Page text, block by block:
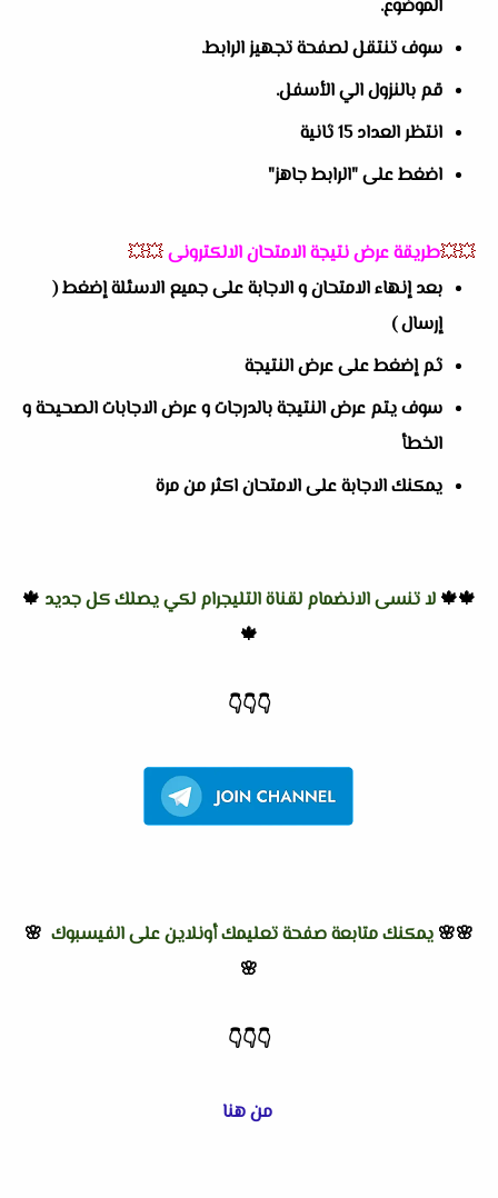
الموضوع.
سوف تنتقل لصفحة تجهيز الرابط.
قم بالنزول الي الأسفل.
انتظر العداد 15 ثانية
اضغط على "الرابط جاهز"
💥💥طريقة عرض نتيجة الامتحان الالكترونى💥💥
بعد إنهاء الامتحان و الاجابة على جميع الاسئلة إضغط (
إرسال )
ثم إضغط على عرض النتيجة
سوف يتم عرض النتيجة بالدرجات و عرض الاجابات الصحيحة و
الخطأ
يمكنك الاجابة على الامتحان اكثر من مرة
🍁🍁 لا تنسى الانضمام لقناة التليجرام لكي يصلك كل جديد 🍁
🍁
👇
👇
👇
🌸🌸 يمكنك متابعة صفحة تعليمك أونلاين على الفيسبوك 🌸
🌸
👇
👇
👇
من هنا